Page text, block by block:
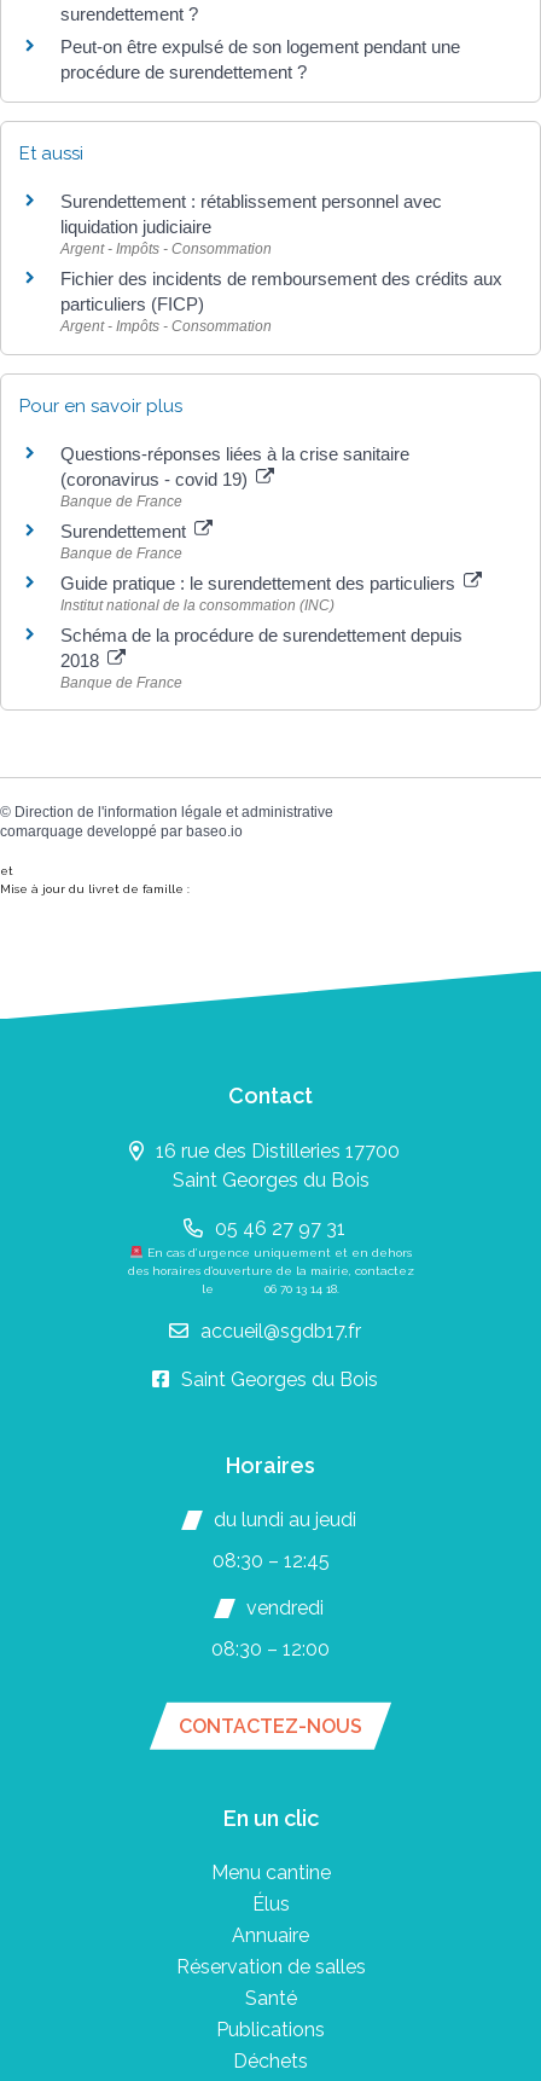
surendettement ?
Peut-on être expulsé de son logement pendant une
procédure de surendettement ?
Et aussi
Surendettement : rétablissement personnel avec
liquidation judiciaire
Argent - Impôts - Consommation
Fichier des incidents de remboursement des crédits aux
particuliers (FICP)
Argent - Impôts - Consommation
Pour en savoir plus
Questions-réponses liées à la crise sanitaire
(coronavirus - covid 19)
Banque de France
Surendettement
Banque de France
Guide pratique : le surendettement des particuliers
Institut national de la consommation (INC)
Schéma de la procédure de surendettement depuis
2018
Banque de France
© Direction de l'information légale et administrative
comarquage developpé par baseo.io
et
Mise à jour du livret de famille :
Contact
16 rue des Distilleries 17700
Saint Georges du Bois
05 46 27 97 31
En cas d’urgence uniquement et en dehors
des horaires d’ouverture de la mairie, contactez
le 06 70 13 14 18
accueil@sgdb17.fr
Saint Georges du Bois
Horaires
du lundi au jeudi
08:30 – 12:45
vendredi
08:30 – 12:00
CONTACTEZ-NOUS
En un clic
Menu cantine
Élus
Annuaire
Réservation de salles
Santé
Publications
Déchets